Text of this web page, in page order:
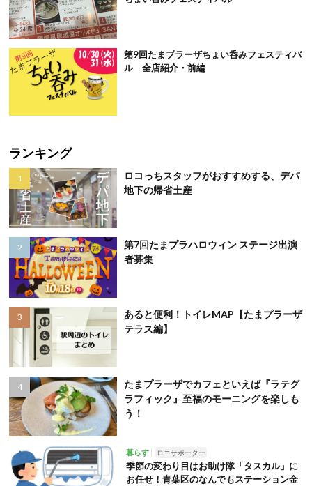
第9回たまプラーザちょい呑みフェスティバ
ル 全店紹介・前編
ランキング
ロコっちスタッフがおすすめする、デパ
地下の帰省土産
第7回たまプラハロウィン ステージ出演
者募集
あると便利！トイレMAP【たまプラーザ
テラス編】
たまプラーザでカフェといえば『ラテグ
ラフィック』至福のモーニングを楽しも
う！
暮らす ロコサポーター
季節の変わり目はお助け隊「タスカル」に
お任せ！青葉区のなんでもステーション金